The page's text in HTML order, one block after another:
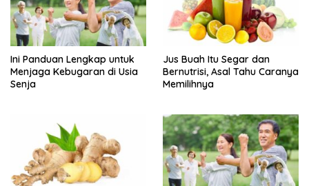
Ini Panduan Lengkap untuk
Menjaga Kebugaran di Usia
Senja
Jus Buah Itu Segar dan
Bernutrisi, Asal Tahu Caranya
Memilihnya